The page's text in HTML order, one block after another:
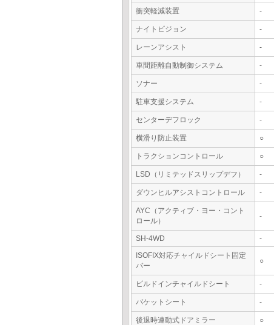
衝突軽減装置 -
ナイトビジョン -
レーンアシスト -
車間距離自動制御システム -
ソナー -
駐車支援システム -
センターデフロック -
横滑り防止装置 ○
トラクションコントロール ○
LSD（リミテッドスリップデフ） -
ダウンヒルアシストコントロール -
AYC（アクティブ・ヨー・コント
ロール）
-
SH-4WD
-
ISOFIX対応チャイルドシート固定
バー
○
ビルドインチャイルドシート -
バケットシート -
後退時連動式ドアミラー ○